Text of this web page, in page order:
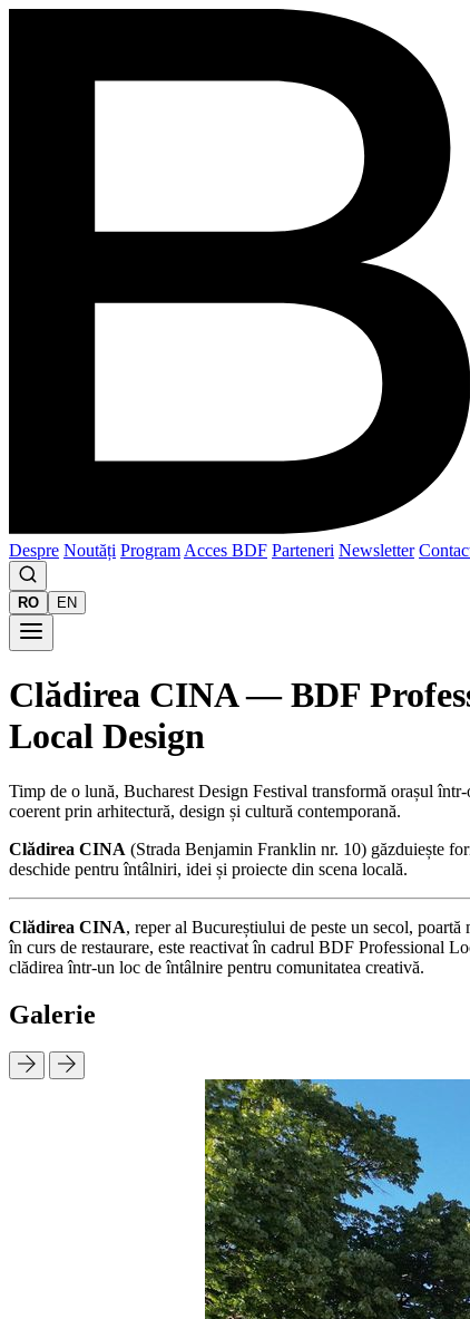
Despre Noutăți Program Acces BDF Parteneri Newsletter
RO EN
Clădirea CINA — BDF
Local Design
Timp de o lună, Bucharest Design Festival transformă orașul
coerent prin arhitectură, design și cultură contemporană.
Clădirea CINA (Strada Benjamin Franklin nr. 10) găzduiește
deschide pentru întâlniri, idei și proiecte din scena locală.
Clădirea CINA, reper al Bucureștiului de peste un secol,
în curs de restaurare, este reactivat în cadrul BDF Professional
clădirea într-un loc de întâlnire pentru comunitatea creativă.
Galerie